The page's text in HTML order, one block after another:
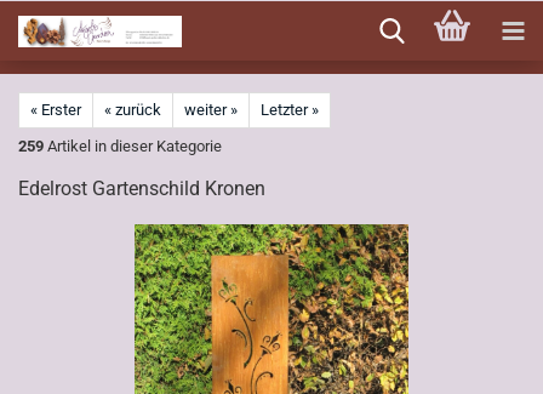
zum
Hauptinhalt
« Erster « zurück weiter »
Letzter »
259 Artikel in dieser Kategorie
Edelrost Gartenschild Kronen